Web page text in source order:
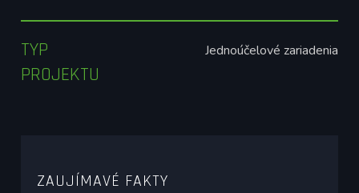
TYP
PROJEKTU
Jednoúčelové zariadenia
ZAUJÍMAVÉ FAKTY